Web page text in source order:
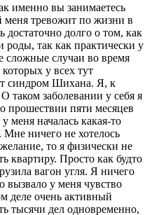
именно вы занимаетесь
меня тревожит по жизни в
долго о том, как
роды, так как практически у
сложные случаи во время
у всех тут
синдром Шихана. Я, к
таком заболевании у себя я
прошествии пяти месяцев
меня началась какая-то
Мне ничего не хотелось
то я физически не
квартиру. Просто как будто
вагон угля. Я ничего
вызвало у меня чувство
деле очень активный
тысячи дел одновременно,